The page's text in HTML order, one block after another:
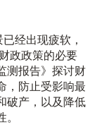
经出现疲软，
政政策的必要
测报告》探讨财
，防止受影响最
破产，以及降低